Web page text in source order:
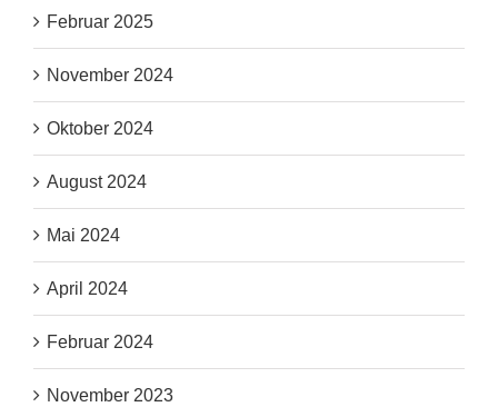
Februar 2025
November 2024
Oktober 2024
August 2024
Mai 2024
April 2024
Februar 2024
November 2023